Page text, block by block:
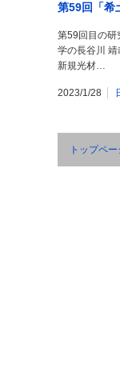
第59回「希
第59回目の
学の長谷川
新規光材…
2023/1/28
トップペ